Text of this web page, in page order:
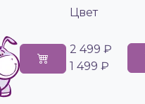
Цвет
2 499 ₽
1 499 ₽